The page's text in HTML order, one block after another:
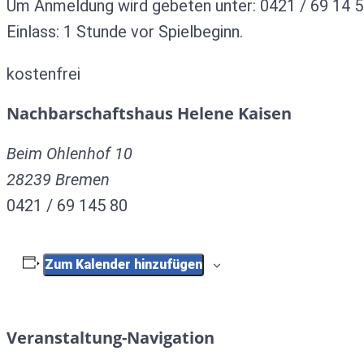
Um Anmeldung wird gebeten unter: 0421 / 69 14
Einlass: 1 Stunde vor Spielbeginn.
kostenfrei
Nachbarschaftshaus Helene Kaisen
Beim Ohlenhof 10
28239 Bremen
0421 / 69 145 80
Zum Kalender hinzufügen
Veranstaltung-Navigation